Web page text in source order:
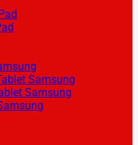
Samsung
Samsung